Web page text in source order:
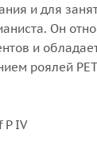
и для
Он
и
роялей
P IV